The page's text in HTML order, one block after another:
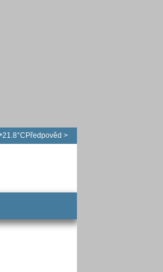
21.8°C Předpověd >